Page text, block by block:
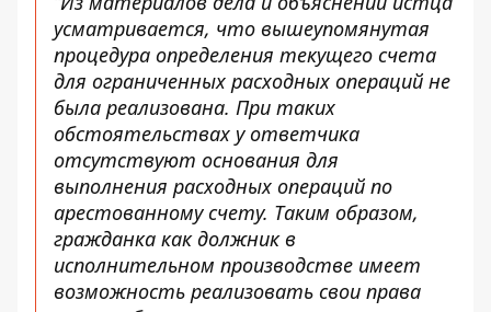
усматривается, что вышеупомянутая
процедура определения текущего счета
для ограниченных расходных операций не
была реализована. При таких
обстоятельствах у ответчика
отсутствуют основания для
выполнения расходных операций по
арестованному счету. Таким образом,
гражданка как должник в
исполнительном производстве имеет
возможность реализовать свои права